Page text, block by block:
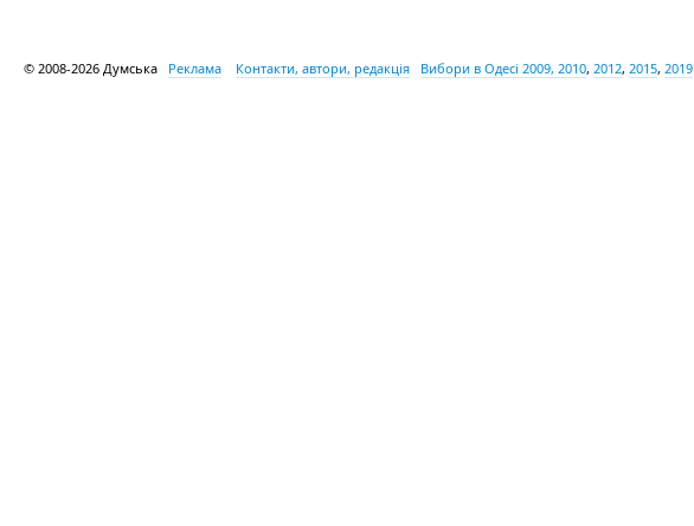
© 2008-2026 Думська Реклама Контакти, автори, редакція Вибори в Одесі 2009, 2010, 2012, 2015, 2019